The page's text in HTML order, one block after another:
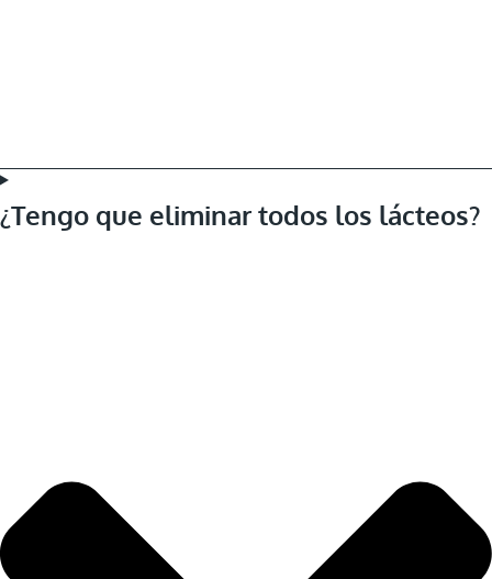
¿Tengo que eliminar todos los lácteos?